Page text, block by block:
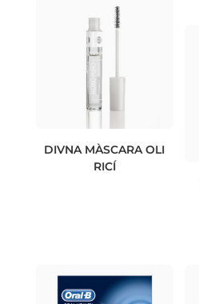
DIVNA MÀSCARA OLI
RICÍ